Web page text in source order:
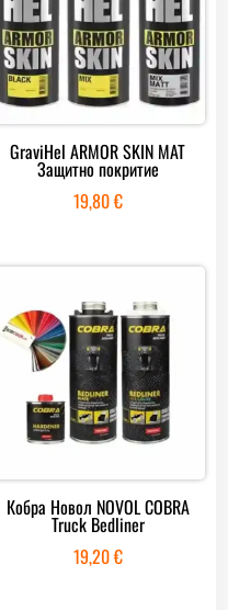
GraviHel ARMOR SKIN MAT
Защитно покритие
19,80€
Кобра Новол NOVOL COBRA
Truck Bedliner
19,20€